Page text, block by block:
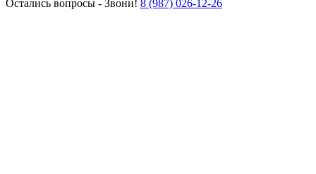
Остались вопросы - Звони! 8 (987) 026-12-26